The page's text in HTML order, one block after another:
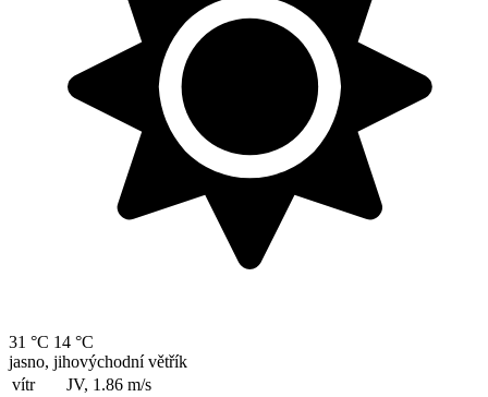
31 °C 14 °C
jasno, jihovýchodní větřík
vítr
JV, 1.86 m/s